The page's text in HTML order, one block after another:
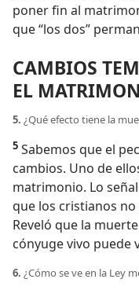
poner fin al
que “los dos”
CAMBIOS
EL
5. ¿Qué efecto tiene la
5 Sabemos que el
cambios. Uno de
matrimonio. Lo
que los cristianos no
Reveló que la
cónyuge vivo puede
6. ¿Cómo se ve en la Ley